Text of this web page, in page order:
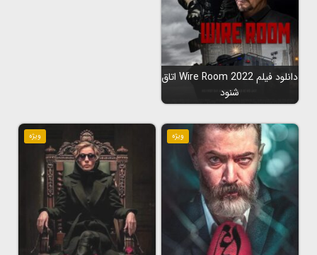
دانلود فیلم Wire Room 2022 اتاق
شنود
ویژه ویژه